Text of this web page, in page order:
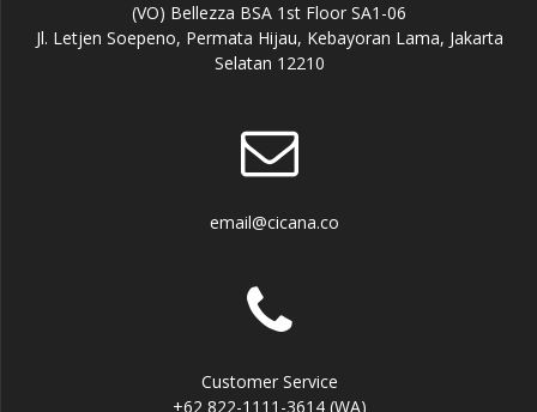
(VO) Bellezza BSA 1st Floor SA1-06
Jl. Letjen Soepeno, Permata Hijau, Kebayoran Lama, Jakarta
Selatan 12210
email@cicana.co
Customer Service
+62 822-1111-3614 (WA)